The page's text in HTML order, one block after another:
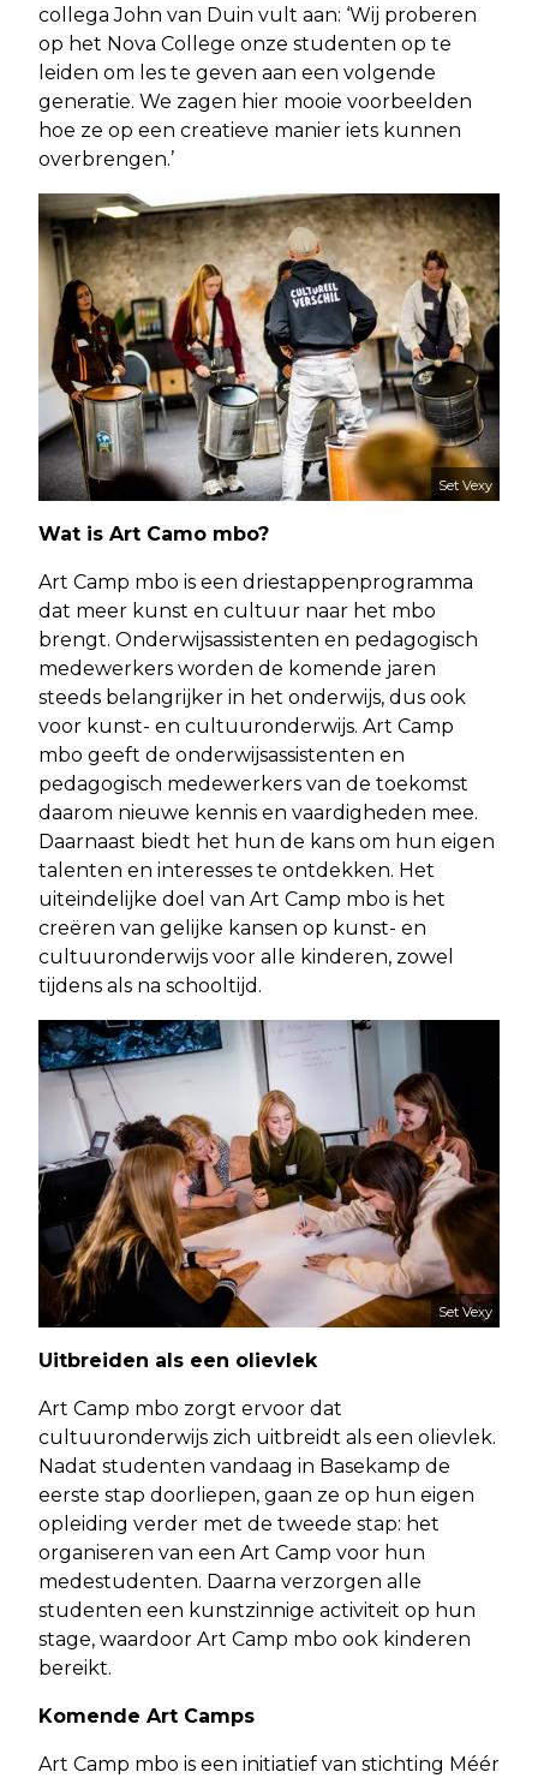
collega John van Duin vult aan: ‘Wij proberen
op het Nova College onze studenten op te
leiden om les te geven aan een volgende
generatie. We zagen hier mooie voorbeelden
hoe ze op een creatieve manier iets kunnen
overbrengen.’
Set Vexy
Wat is Art Camo mbo?
Art Camp mbo is een driestappenprogramma
dat meer kunst en cultuur naar het mbo
brengt. Onderwijsassistenten en pedagogisch
medewerkers worden de komende jaren
steeds belangrijker in het onderwijs, dus ook
voor kunst- en cultuuronderwijs. Art Camp
mbo geeft de onderwijsassistenten en
pedagogisch medewerkers van de toekomst
daarom nieuwe kennis en vaardigheden mee.
Daarnaast biedt het hun de kans om hun eigen
talenten en interesses te ontdekken. Het
uiteindelijke doel van Art Camp mbo is het
creëren van gelijke kansen op kunst- en
cultuuronderwijs voor alle kinderen, zowel
tijdens als na schooltijd.
Set Vexy
Uitbreiden als een olievlek
Art Camp mbo zorgt ervoor dat
cultuuronderwijs zich uitbreidt als een olievlek.
Nadat studenten vandaag in Basekamp de
eerste stap doorliepen, gaan ze op hun eigen
opleiding verder met de tweede stap: het
organiseren van een Art Camp voor hun
medestudenten. Daarna verzorgen alle
studenten een kunstzinnige activiteit op hun
stage, waardoor Art Camp mbo ook kinderen
bereikt.
Komende Art Camps
Art Camp mbo is een initiatief van stichting Méér